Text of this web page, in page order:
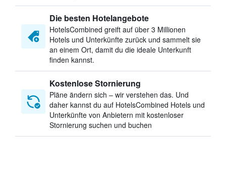
Die besten Hotelangebote
HotelsCombined greift auf über 3 Millionen
Hotels und Unterkünfte zurück und sammelt sie
an einem Ort, damit du die ideale Unterkunft
finden kannst.
Kostenlose Stornierung
Pläne ändern sich – wir verstehen das. Und
daher kannst du auf HotelsCombined Hotels und
Unterkünfte von Anbietern mit kostenloser
Stornierung suchen und buchen